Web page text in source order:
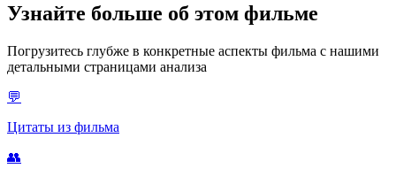
Узнайте больше об этом фильме
Погрузитесь глубже в конкретные аспекты фильма с нашими
детальными страницами анализа
💬
Цитаты из фильма
👥